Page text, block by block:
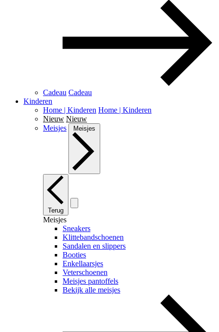
Cadeau Cadeau
Kinderen
Home | Kinderen Home | Kinderen
Nieuw Nieuw
Meisjes
Meisjes
Terug
Meisjes
Sneakers
Klittebandschoenen
Sandalen en slippers
Booties
Enkellaarsjes
Veterschoenen
Meisjes pantoffels
Bekijk alle meisjes